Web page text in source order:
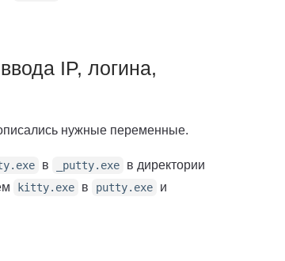
IP, логина,
нужные переменные.
в _putty.exe в директории
kitty.exe в putty.exe
и